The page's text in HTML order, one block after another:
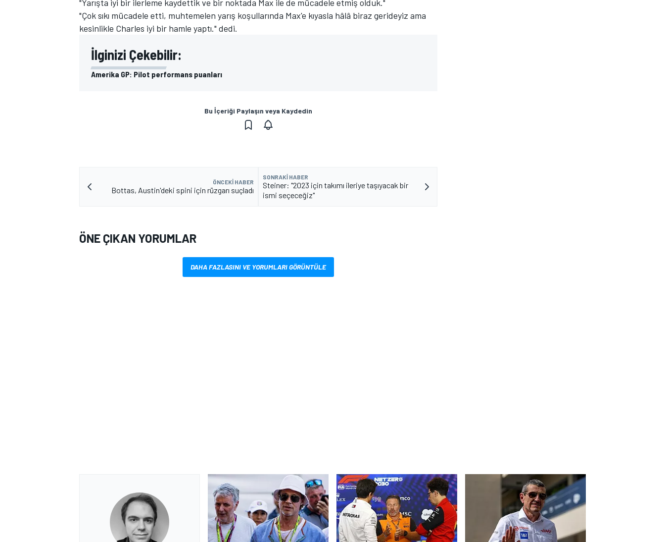
"Yarışta iyi bir ilerleme kaydettik ve bir noktada Max ile de mücadele etmiş olduk."
"Çok sıkı mücadele etti, muhtemelen yarış koşullarında Max'e kıyasla hâlâ biraz gerideyiz ama
kesinlikle Charles iyi bir hamle yaptı." dedi.
İlginizi Çekebilir:
Amerika GP: Pilot performans puanları
Bu İçeriği Paylaşın veya Kaydedin
ÖNCEKI HABER
Bottas, Austin'deki spini için rüzgarı suçladı
SONRAKI HABER
Steiner: "2023 için takımı ileriye taşıyacak bir
ismi seçeceğiz"
ÖNE ÇIKAN YORUMLAR
DAHA FAZLASINI VE YORUMLARI GÖRÜNTÜLE